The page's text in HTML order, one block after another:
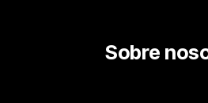
Sobre